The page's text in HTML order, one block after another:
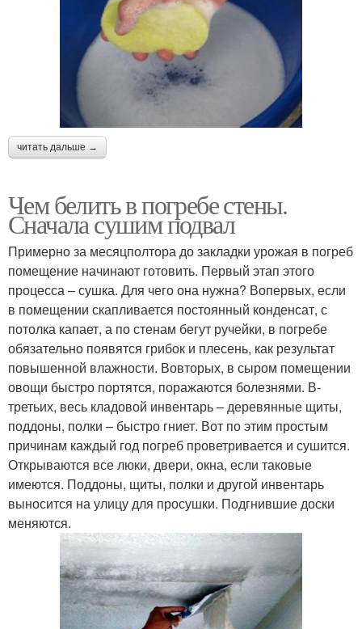
читать дальше →
Чем белить в погребе стены.
Сначала сушим подвал
Примерно за месяц­полтора до закладки урожая в погреб
помещение начинают готовить. Первый этап этого
процесса – сушка. Для чего она нужна? Во­первых, если
в помещении скапливается постоянный конденсат, с
потолка капает, а по стенам бегут ручейки, в погребе
обязательно появятся грибок и плесень, как результат
повышенной влажности. Во­вторых, в сыром помещении
овощи быстро портятся, поражаются болезнями. В­
третьих, весь кладовой инвентарь – деревянные щиты,
поддоны, полки – быстро гниет. Вот по этим простым
причинам каждый год погреб проветривается и сушится.
Открываются все люки, двери, окна, если таковые
имеются. Поддоны, щиты, полки и другой инвентарь
выносится на улицу для просушки. Подгнившие доски
меняются.